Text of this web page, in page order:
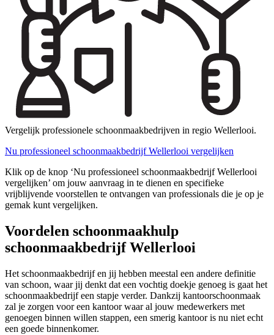
Vergelijk professionele schoonmaakbedrijven in regio Wellerlooi.
Nu professioneel schoonmaakbedrijf Wellerlooi vergelijken
Klik op de knop ‘Nu professioneel schoonmaakbedrijf Wellerlooi
vergelijken’ om jouw aanvraag in te dienen en specifieke
vrijblijvende voorstellen te ontvangen van professionals die je op je
gemak kunt vergelijken.
Voordelen schoonmaakhulp
schoonmaakbedrijf Wellerlooi
Het schoonmaakbedrijf en jij hebben meestal een andere definitie
van schoon, waar jij denkt dat een vochtig doekje genoeg is gaat het
schoonmaakbedrijf een stapje verder. Dankzij kantoorschoonmaak
zal je zorgen voor een kantoor waar al jouw medewerkers met
genoegen binnen willen stappen, een smerig kantoor is nu niet echt
een goede binnenkomer.